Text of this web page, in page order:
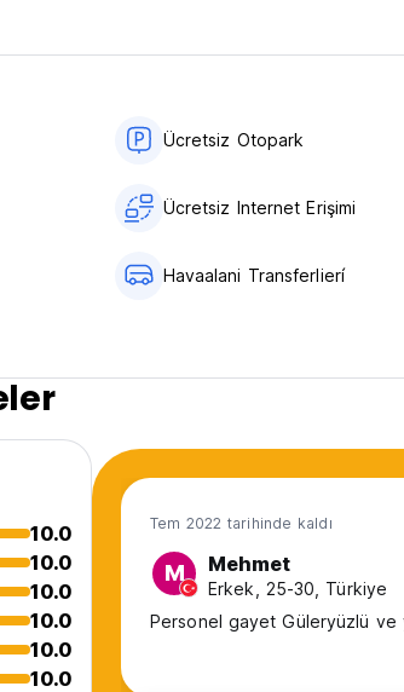
Ücretsiz Otopark
Ücretsiz Internet Erişimi
Havaalani Transferlierí
10.0
10.0
10.0
10.0
10.0
10.0
Tem 2022 tarihinde kaldı
M Mehmet
Erkek, 25-30, Türkiye
Personel gayet Güleryüzlü ve